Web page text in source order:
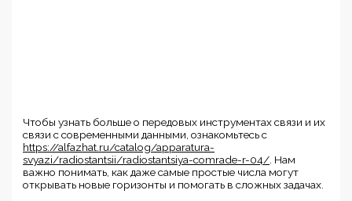
Чтобы узнать больше о передовых инструментах связи и их
связи с современными данными, ознакомьтесь с
https://alfazhat.ru/catalog/apparatura-
svyazi/radiostantsii/radiostantsiya-comrade-r-04/ . Нам
важно понимать, как даже самые простые числа могут
открывать новые горизонты и помогать в сложных задачах.